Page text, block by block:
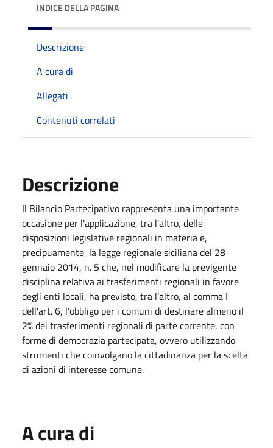
INDICE DELLA PAGINA
Descrizione
A cura di
Allegati
Contenuti correlati
Descrizione
Il Bilancio Partecipativo rappresenta una importante
occasione per l'applicazione, tra l'altro, delle
disposizioni legislative regionali in materia e,
precipuamente, la legge regionale siciliana del 28
gennaio 2014, n. 5 che, nel modificare la previgente
disciplina relativa ai trasferimenti regionali in favore
degli enti locali, ha previsto, tra l'altro, al comma I
dell'art. 6, l'obbligo per i comuni di destinare almeno il
2% dei trasferimenti regionali di parte corrente, con
forme di democrazia partecipata, ovvero utilizzando
strumenti che coinvolgano la cittadinanza per la scelta
di azioni di interesse comune.
A cura di